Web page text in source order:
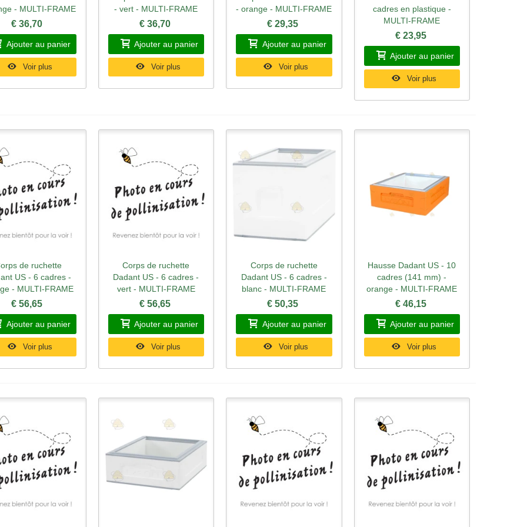
- MULTI-FRAME
€ 36,70
Ajouter au panier
Voir plus
- vert - MULTI-FRAME
€ 36,70
Ajouter au panier
Voir plus
- orange - MULTI-FRAME
€ 29,35
Ajouter au panier
Voir plus
cadres en plastique -
MULTI-FRAME
€ 23,95
Ajouter au panier
Voir plus
rapide
de ruchette
US - 6 cadres -
- MULTI-FRAME
€ 56,65
Ajouter au panier
Voir plus
Aperçu rapide
Corps de ruchette
Dadant US - 6 cadres -
vert - MULTI-FRAME
€ 56,65
Ajouter au panier
Voir plus
Aperçu rapide
Corps de ruchette
Dadant US - 6 cadres -
blanc - MULTI-FRAME
€ 50,35
Ajouter au panier
Voir plus
Aperçu rapide
Hausse Dadant US - 10
cadres (141 mm) -
orange - MULTI-FRAME
€ 46,15
Ajouter au panier
Voir plus